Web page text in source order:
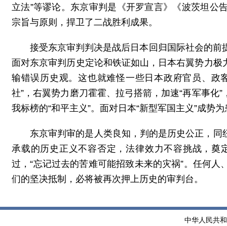
立法”等谬论。东京审判是《开罗宣言》《波茨坦公
宗旨与原则，捍卫了二战胜利成果。
接受东京审判判决是战后日本回归国际社会的
面对东京审判历史定论和铁证如山，日本右翼势力
输错误历史观。这也就难怪一些日本政府官员、政
社”，右翼势力磨刀霍霍、拉弓搭箭，加速“再军事
我标榜的“和平主义”。面对日本“新型军国主义”成势
东京审判审的是人类良知，判的是历史公正，
承载的历史正义不容否定，法律效力不容挑战，
过，“忘记过去的苦难可能招致未来的灾祸”。任何
们的坚决抵制，必将被再次押上历史的审判台。
中华人民共